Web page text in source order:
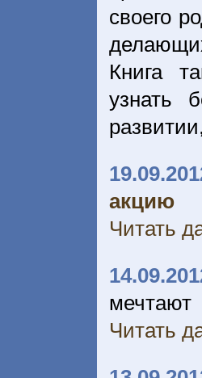
своего
Книга
узнать
акцию
Читать
Читать